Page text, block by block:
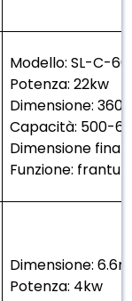
Modello: SL-C-
Potenza: 22kw
Dimensione:
Capacità: 500-
Dimensione
Funzione:
Dimensione:
Potenza: 4kw